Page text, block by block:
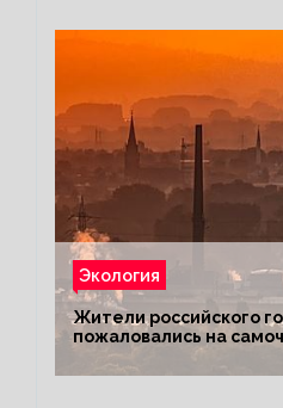
Экология
Жители российского
пожаловались на